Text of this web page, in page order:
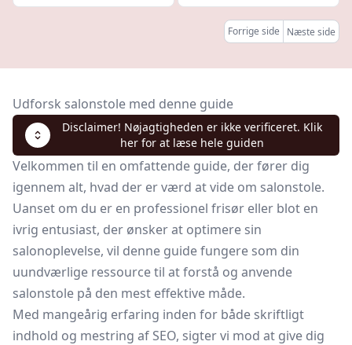
Forrige side Næste side
Udforsk salonstole med denne guide
Disclaimer! Nøjagtigheden er ikke verificeret. Klik
her for at læse hele guiden
Velkommen til en omfattende guide, der fører dig
igennem alt, hvad der er værd at vide om salonstole.
Uanset om du er en professionel frisør eller blot en
ivrig entusiast, der ønsker at optimere sin
salonoplevelse, vil denne guide fungere som din
uundværlige ressource til at forstå og anvende
salonstole på den mest effektive måde.
Med mangeårig erfaring inden for både skriftligt
indhold og mestring af SEO, sigter vi mod at give dig